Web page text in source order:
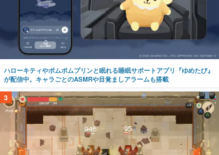
ハローキティやポムポムプリンと眠れる睡眠サポートアプリ『ゆめたび』
が配信中。キャラごとのASMRや目覚ましアラームも搭載
3